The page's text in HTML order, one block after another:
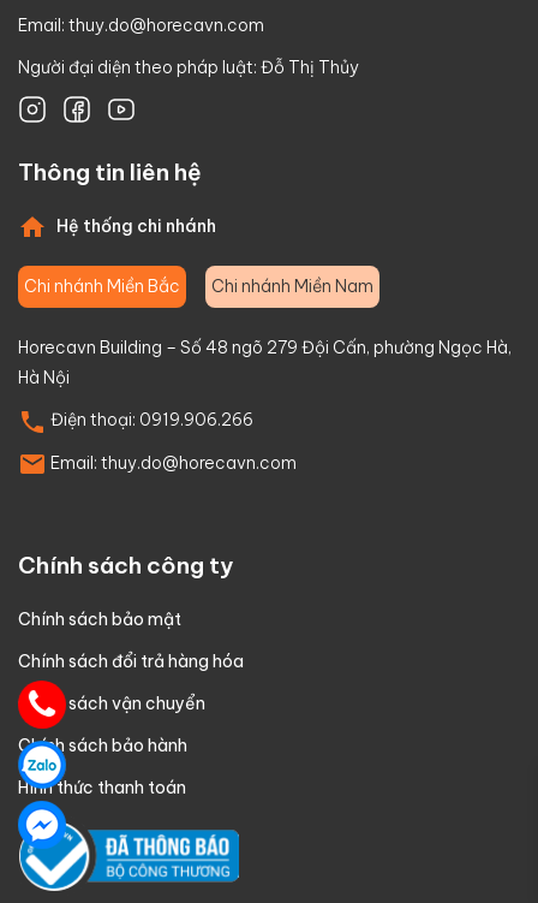
Email: thuy.do@horecavn.com
Người đại diện theo pháp luật: Đỗ Thị Thủy
Thông tin liên hệ
Hệ thống chi nhánh
Chi nhánh Miền Bắc Chi nhánh Miền Nam
Horecavn Building – Số 48 ngõ 279 Đội Cấn, phường Ngọc Hà,
Hà Nội
Điện thoại: 0919.906.266
Email: thuy.do@horecavn.com
Chính sách công ty
Chính sách bảo mật
Chính sách đổi trả hàng hóa
Chính sách vận chuyển
Chính sách bảo hành
Hình thức thanh toán